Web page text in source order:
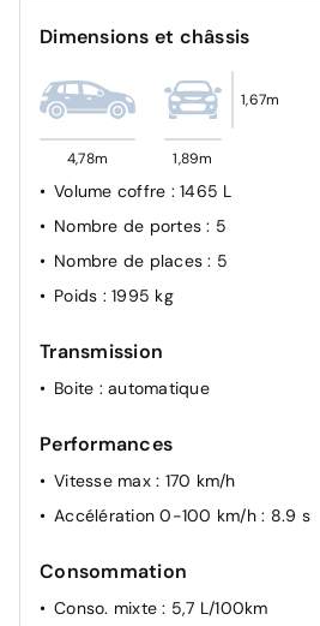
Dimensions et châssis
4,78m 1,89m
1,67m
Volume coffre : 1465 L
Nombre de portes: 5
Nombre de places: 5
Poids : 1995 kg
Transmission
Boite : automatique
Performances
Vitesse max : 170 km/h
Accélération 0-100 km/h : 8.9 s
Consommation
Conso. mixte: 5,7 L/100km